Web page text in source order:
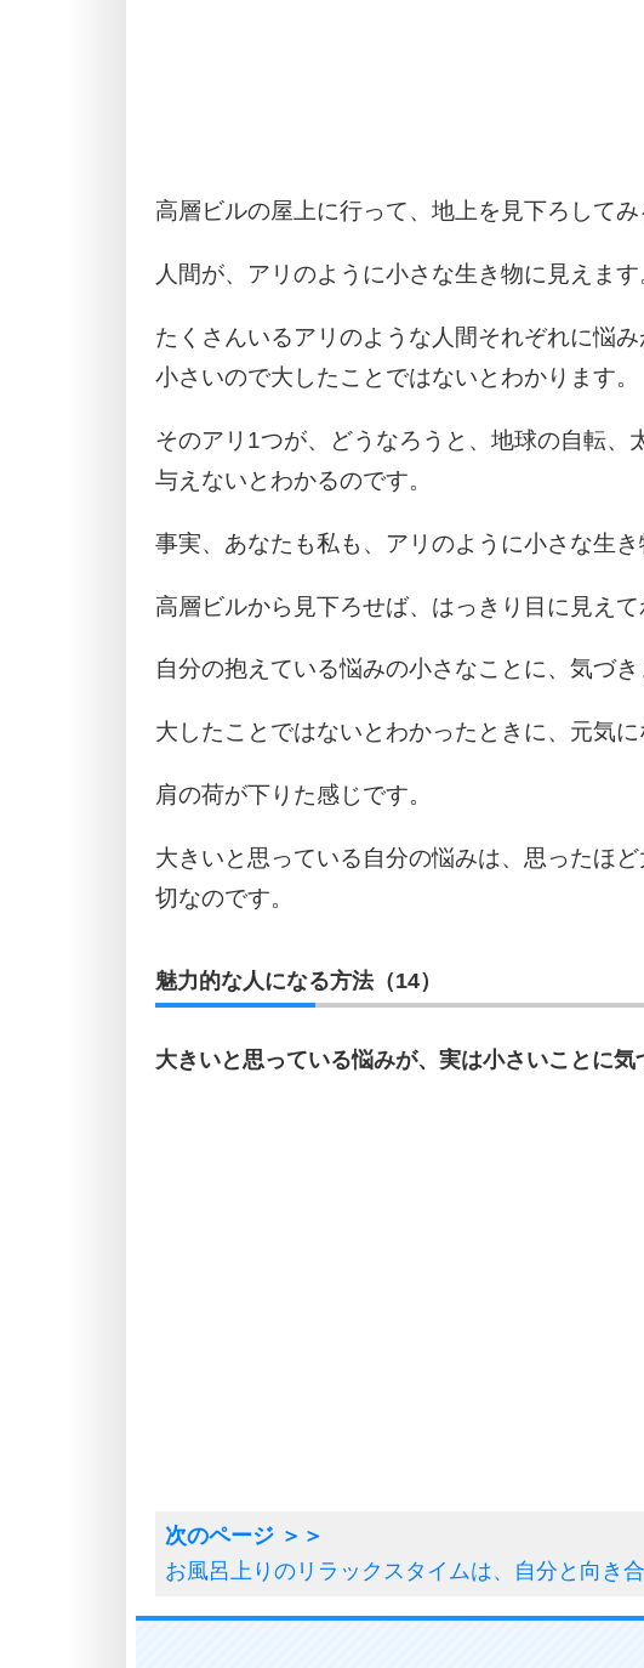
高層ビルの屋上に行って、地上を見下ろしてみ
人間が、アリのように小さな生き物に見えます
たくさんいるアリのような人間それぞれに悩
小さいので大したことではないとわかります。
そのアリ1つが、どうなろうと、地球の自転、
与えないとわかるのです。
事実、あなたも私も、アリのように小さな生き
高層ビルから見下ろせば、はっきり目に見えて
自分の抱えている悩みの小さなことに、気づき
大したことではないとわかったときに、元気に
肩の荷が下りた感じです。
大きいと思っている自分の悩みは、思ったほ
切なのです。
魅力的な人になる方法（14）
大きいと思っている悩みが、実は小さいことに気
お風呂上りのリラックスタイムは、自分と向き合